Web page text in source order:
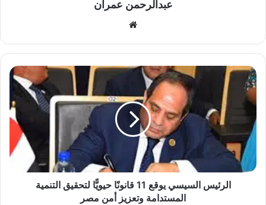
عبدالرحمن عمران
الرئيس
السيسي
يوقع
11
قانونًا
حيويًّا
لتحقيق
التنمية
المستدامة
الرئيس السيسي يوقع 11 قانونًا حيويًّا لتحقيق التنمية
المستدامة وتعزيز أمن مصر